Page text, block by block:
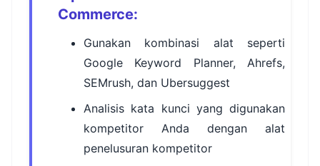
Commerce:
Gunakan kombinasi alat seperti
Google Keyword Planner, Ahrefs,
SEMrush, dan Ubersuggest
Analisis kata kunci yang digunakan
kompetitor Anda dengan alat
penelusuran kompetitor